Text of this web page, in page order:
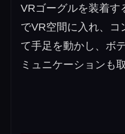
VRゴーグルを装着す
でVR空間に入れ、コ
て手足を動かし、ボ
ミュニケーションも